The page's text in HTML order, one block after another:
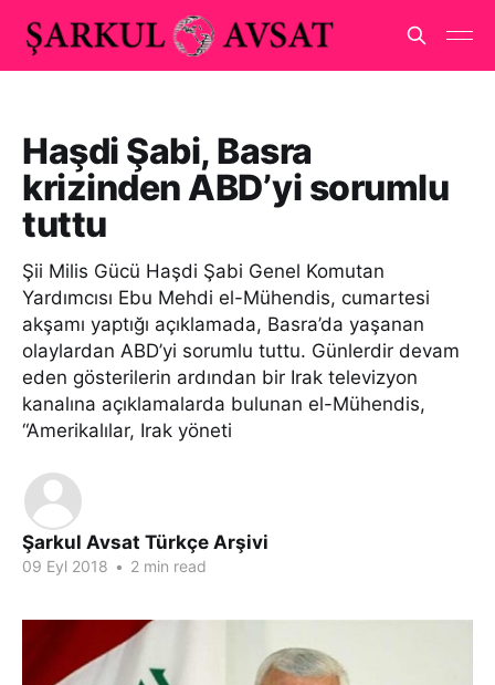
Haşdi Şabi, Basra
krizinden ABD’yi sorumlu
tuttu
Şii Milis Gücü Haşdi Şabi Genel Komutan
Yardımcısı Ebu Mehdi el-Mühendis, cumartesi
akşamı yaptığı açıklamada, Basra’da yaşanan
olaylardan ABD’yi sorumlu tuttu. Günlerdir devam
eden gösterilerin ardından bir Irak televizyon
kanalına açıklamalarda bulunan el-Mühendis,
“Amerikalılar, Irak yöneti
Şarkul Avsat Türkçe Arşivi
09 Eyl 2018 • 2 min read